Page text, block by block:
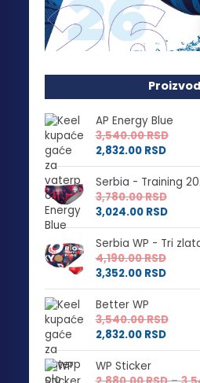
AP Energy Blue
3,540.00RSD
2,832.00 RSD
Serbia - Training
3,780.00RSD
3,024.00 RSD
Serbia WP - Tri
4,190.00RSD
3,352.00 RSD
Better WP
3,540.00RSD
2,832.00 RSD
WP Sticker